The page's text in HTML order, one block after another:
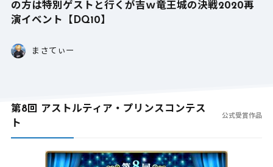
の方は特別ゲストと行くが吉ｗ竜王城の決戦2020再
演イベント【DQ10】
まさてぃー
第8回 アストルティア・プリンスコンテス
ト
公式受賞作品